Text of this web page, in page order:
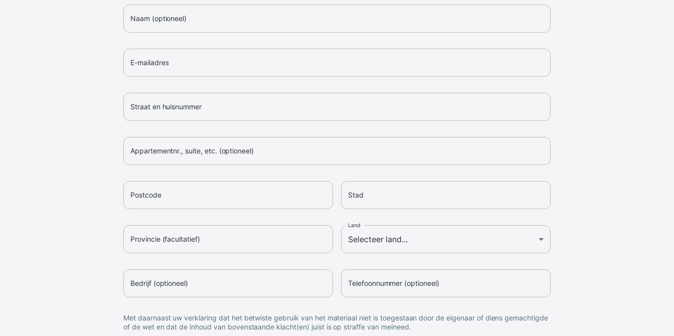
Naam (optioneel)
E-mailadres
Straat en huisnummer
Appartementnr., suite, etc. (optioneel)
Postcode Stad
Provincie (facultatief)
Land
Bedrijf (optioneel) Telefoonnummer (optioneel)
Met daarnaast uw verklaring dat het betwiste gebruik van het materiaal niet is toegestaan door de eigenaar of diens gemachtigde
of de wet en dat de inhoud van bovenstaande klacht(en) juist is op straffe van meineed.